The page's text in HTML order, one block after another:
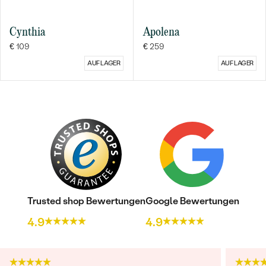
Bestseller
ANSEHEN
Cynthia
€ 109
AUF LAGER
Apolena
€ 259
AUF LAGER
Trusted shop Bewertungen
4.9
Google Bewertungen
4.9